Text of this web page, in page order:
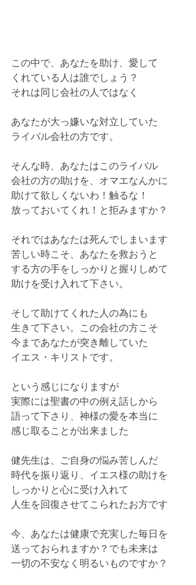
この中で、あなたを助け、愛して
くれている人は誰でしょう？
それは同じ会社の人ではなく
あなたが大っ嫌いな対立していた
ライバル会社の方です。
そんな時、あなたはこのライバル
会社の方の助けを、オマエなんかに
助けて欲しくないわ！触るな！
放っておいてくれ！と拒みますか？
それではあなたは死んでしまいます
苦しい時こそ、あなたを救おうと
する方の手をしっかりと握りしめて
助けを受け入れて下さい。
そして助けてくれた人の為にも
生きて下さい。この会社の方こそ
今まであなたが突き離していた
イエス・キリストです。
という感じになりますが
実際には聖書の中の例え話しから
語って下さり、神様の愛を本当に
感じ取ることが出来ました
健先生は、ご自身の悩み苦しんだ
時代を振り返り、イエス様の助けを
しっかりと心に受け入れて
人生を回復させてこられたお方です
今、あなたは健康で充実した毎日を
送っておられますか？でも未来は
一切の不安なく明るいものですか？